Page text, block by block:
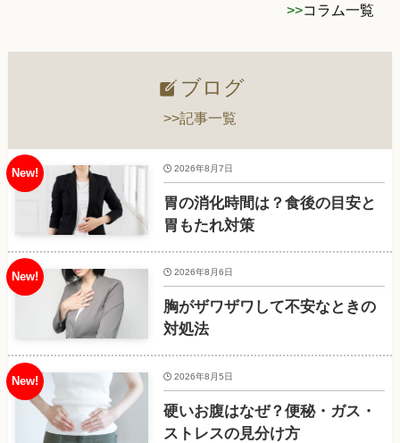
>>コラム一覧
ブログ
>>記事一覧
胃の消化時間は？食後の目安と
胃もたれ対策
2026年8月7日
胸がザワザワして不安なときの
対処法
2026年8月6日
硬いお腹はなぜ？便秘・ガス・
ストレスの見分け方
2026年8月5日